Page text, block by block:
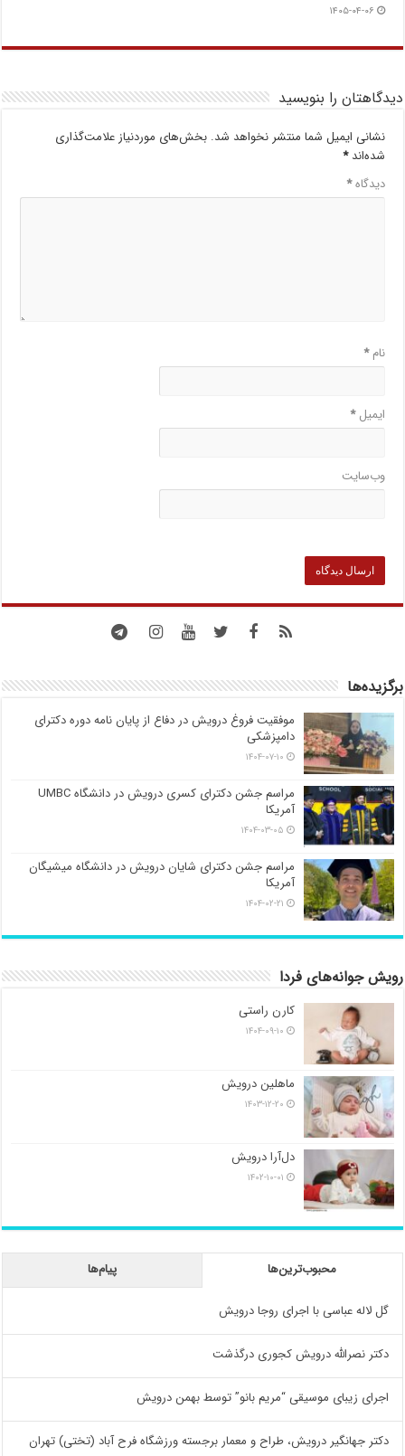
۱۴۰۵-۰۴-۰۶
دیدگاهتان را بنویسید
نشانی ایمیل شما منتشر نخواهد شد. بخش‌های موردنیاز علامت‌گذاری
شده‌اند*
دیدگاه*
نام*
ایمیل*
وب‌سایت
برگزیده‌ها
موفقیت فروغ درویش در دفاع از پایان نامه دوره دکترای
دامپزشکی
۱۴۰۴-۰۷-۱۰
مراسم جشن دکترای کسری درویش در دانشگاه UMBC
آمریکا
۱۴۰۴-۰۳-۰۵
مراسم جشن دکترای شایان درویش در دانشگاه میشیگان
آمریکا
۱۴۰۴-۰۲-۲۱
رویش جوانه‌های فردا
کارن راستی
۱۴۰۴-۰۹-۱۰
ماهلین درویش
۱۴۰۳-۱۲-۲۰
دل‌آرا درویش
۱۴۰۲-۱۰-۰۱
محبوب‌ترین‌ها پیام‌ها
گل لاله عباسی با اجرای روجا درویش
دکتر نصرالله درویش کجوری درگذشت
اجرای زیبای موسیقی “مریم بانو” توسط بهمن درویش
دکتر جهانگیر درویش، طراح و معمار برجسته ورزشگاه فرح آباد (تختی) تهران